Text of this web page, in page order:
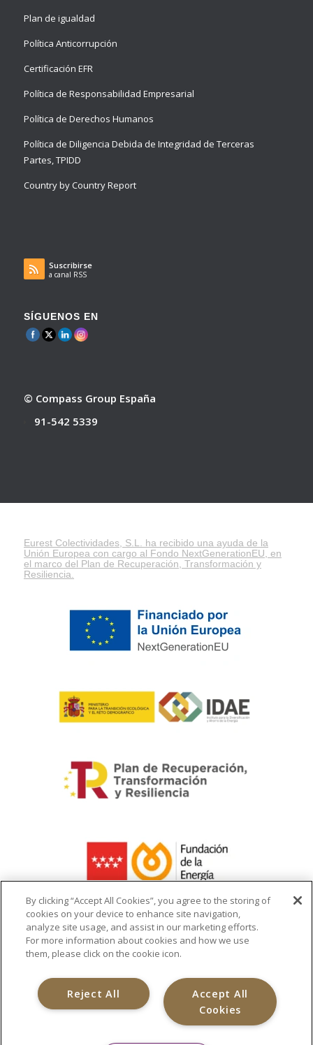
Plan de igualdad
Política Anticorrupción
Certificación EFR
Política de Responsabilidad Empresarial
Política de Derechos Humanos
Política de Diligencia Debida de Integridad de Terceras
Partes, TPIDD
Country by Country Report
Suscribirse
a canal RSS
SÍGUENOS EN
© Compass Group España
91-542 5339
Eurest Colectividades, S.L. ha recibido una ayuda de la
Unión Europea con cargo al Fondo NextGenerationEU, en
el marco del Plan de Recuperación, Transformación y
Resiliencia
La ayuda recibida se destina a la
infraestructura del cargador de vehículo
By clicking “Accept All Cookies”, you agree to the storing of
cookies on your device to enhance site navigation,
analyze site usage, and assist in our marketing efforts.
For more information about cookies and how we use
them, please click on the cookie icon.
Accept All
Cookies
Reject All